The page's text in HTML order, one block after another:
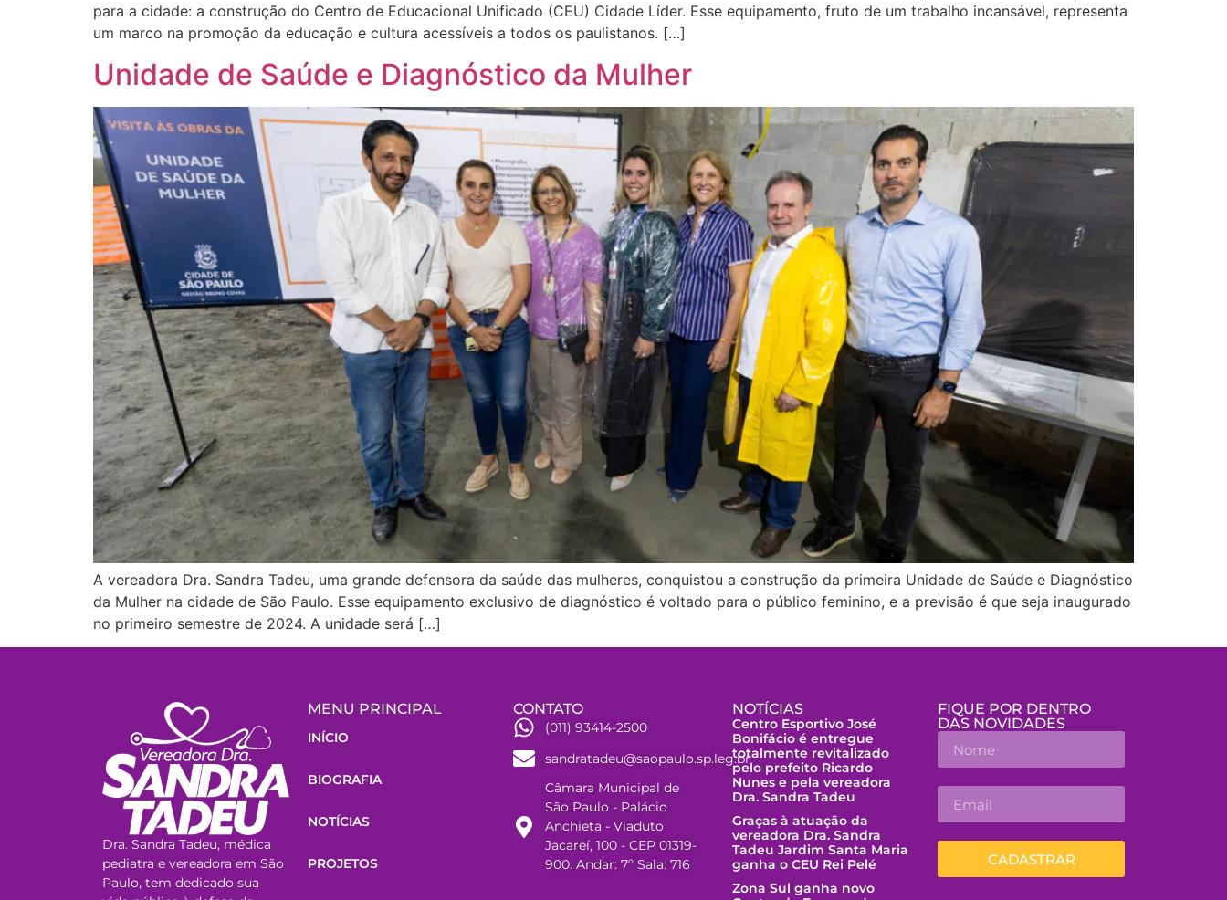
para a cidade: a construção do Centro de Educacional Unificado (CEU) Cidade Líder. Esse equipamento, fruto de um trabalho incansável, representa
um marco na promoção da educação e cultura acessíveis a todos os paulistanos. […]
Unidade de Saúde e Diagnóstico da Mulher
A vereadora Dra. Sandra Tadeu, uma grande defensora da saúde das mulheres, conquistou a construção da primeira Unidade de Saúde e Diagnóstico
da Mulher na cidade de São Paulo. Esse equipamento exclusivo de diagnóstico é voltado para o público feminino, e a previsão é que seja inaugurado
no primeiro semestre de 2024. A unidade será […]
Dra. Sandra Tadeu, médica
pediatra e vereadora em São
Paulo, tem dedicado sua
MENU PRINCIPAL
INÍCIO
BIOGRAFIA
NOTÍCIAS
PROJETOS
CONTATO
(011) 93414-2500
sandratadeu@saopaulo.sp.leg.br
Câmara Municipal de
São Paulo - Palácio
Anchieta - Viaduto
Jacareí, 100 - CEP 01319-
900. Andar: 7º Sala: 716
NOTÍCIAS
Centro Esportivo José
Bonifácio é entregue
totalmente revitalizado
pelo prefeito Ricardo
Nunes e pela vereadora
Dra. Sandra Tadeu
Graças à atuação da
vereadora Dra. Sandra
Tadeu Jardim Santa Maria
ganha o CEU Rei Pelé
Zona Sul ganha novo
FIQUE POR DENTRO
DAS NOVIDADES
CADASTRAR